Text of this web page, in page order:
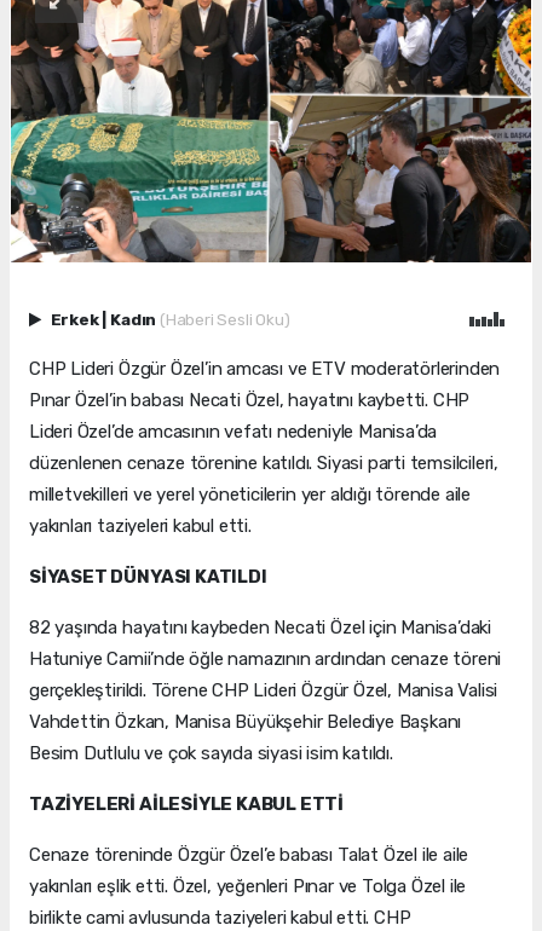
Erkek Kadın (Haberi Sesli Oku)
CHP Lideri Özgür Özel’in amcası ve ETV moderatörlerinden
Pınar Özel’in babası Necati Özel, hayatını kaybetti. CHP
Lideri Özel’de amcasının vefatı nedeniyle Manisa’da
düzenlenen cenaze törenine katıldı. Siyasi parti temsilcileri,
milletvekilleri ve yerel yöneticilerin yer aldığı törende aile
yakınları taziyeleri kabul etti.
SİYASET DÜNYASI KATILDI
82 yaşında hayatını kaybeden Necati Özel için Manisa’daki
Hatuniye Camii’nde öğle namazının ardından cenaze töreni
gerçekleştirildi. Törene CHP Lideri Özgür Özel, Manisa Valisi
Vahdettin Özkan, Manisa Büyükşehir Belediye Başkanı
Besim Dutlulu ve çok sayıda siyasi isim katıldı.
TAZİYELERİ AİLESİYLE KABUL ETTİ
Cenaze töreninde Özgür Özel’e babası Talat Özel ile aile
yakınları eşlik etti. Özel, yeğenleri Pınar ve Tolga Özel ile
birlikte cami avlusunda taziyeleri kabul etti. CHP